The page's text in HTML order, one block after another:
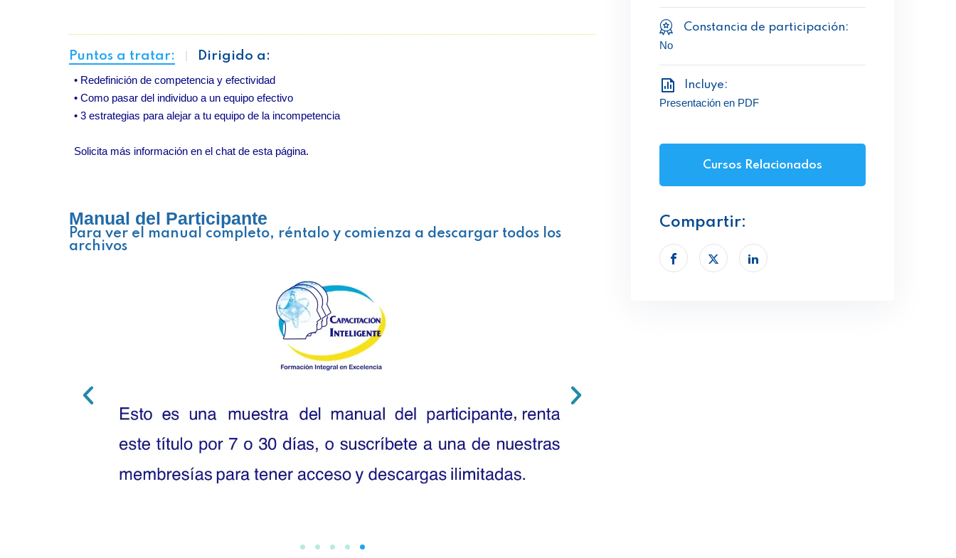
Puntos a tratar: Dirigido a:
• Redefinición de competencia y efectividad
• Como pasar del individuo a un equipo efectivo
• 3 estrategias para alejar a tu equipo de la incompetencia
Solicita más información en el chat de esta página.
Manual del Participante
Para ver el manual completo, réntalo y comienza a descargar todos los
archivos
Constancia de participación:
No
Incluye:
Presentación en PDF
Cursos Relacionados
Compartir: